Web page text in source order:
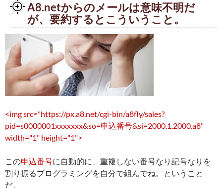
A8.netからのメールは意味不明だ
が、要約するとこういうこと。
<img src="https://px.a8.net/cgi-bin/a8fly/sales?
pid=s0000001xxxxxxx&so=申込番号&si=2000.1.2000.a8"
width="1" height="1">
この申込番号に自動的に、重複しない番号なり記号なりを
割り振るプログラミングを自分で組んでね。ということ
だ。